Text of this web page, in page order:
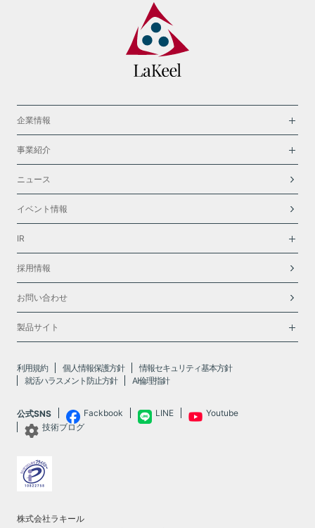
企業情報
事業紹介
ニュース
イベント情報
IR
採用情報
お問い合わせ
製品サイト
利用規約 個人情報保護方針
情報セキュリティ基本方針
就活ハラスメント防止方針
AI倫理指針
公式SNS Fackbook LINE
Youtube
技術ブログ
株式会社ラキール